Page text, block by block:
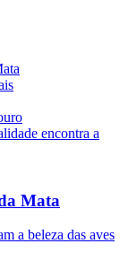
encontra a
Mata
a beleza das aves